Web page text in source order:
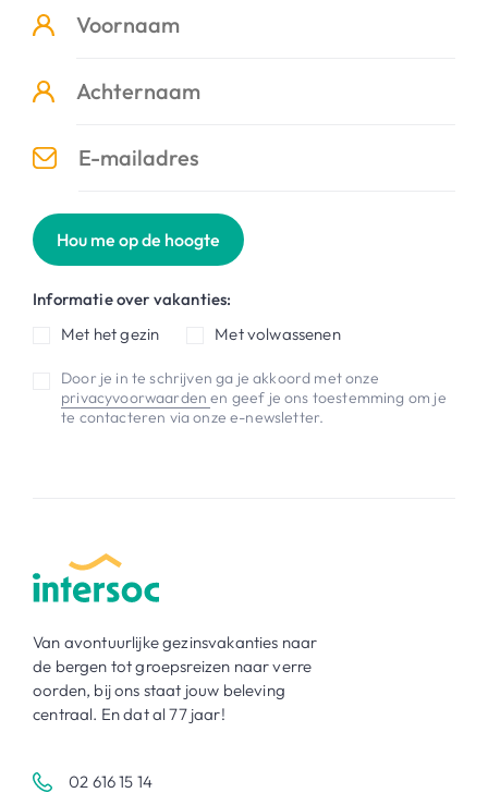
Hou me op de hoogte
Informatie over vakanties:
Met het gezin
Met volwassenen
Door je in te schrijven ga je akkoord met onze
privacyvoorwaardenen geef je ons toestemming om je
te contacteren via onze e-newsletter.
Van avontuurlijke gezinsvakanties naar
de bergen tot groepsreizen naar verre
oorden, bij ons staat jouw beleving
centraal. En dat al 77 jaar!
02 616 15 14